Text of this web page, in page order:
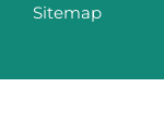
Sitemap